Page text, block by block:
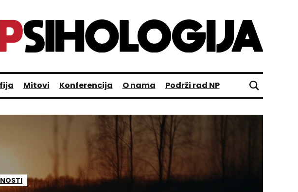
Mitovi Konferencija O nama Podrži rad NP